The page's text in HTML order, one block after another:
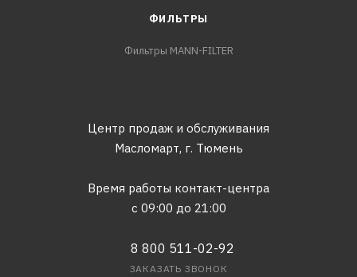
ФИЛЬТРЫ
Фильтры MANN-FILTER
Центр продаж и обслуживания
Масломарт, г. Тюмень
Время работы контакт-центра
с 09:00 до 21:00
8 800 511-02-92
ЗАКАЗАТЬ ЗВОНОК